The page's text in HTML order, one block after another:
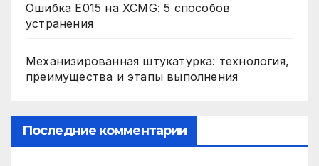
Ошибка E015 на XCMG: 5 способов
устранения
Механизированная штукатурка: технология,
преимущества и этапы выполнения
Последние комментарии